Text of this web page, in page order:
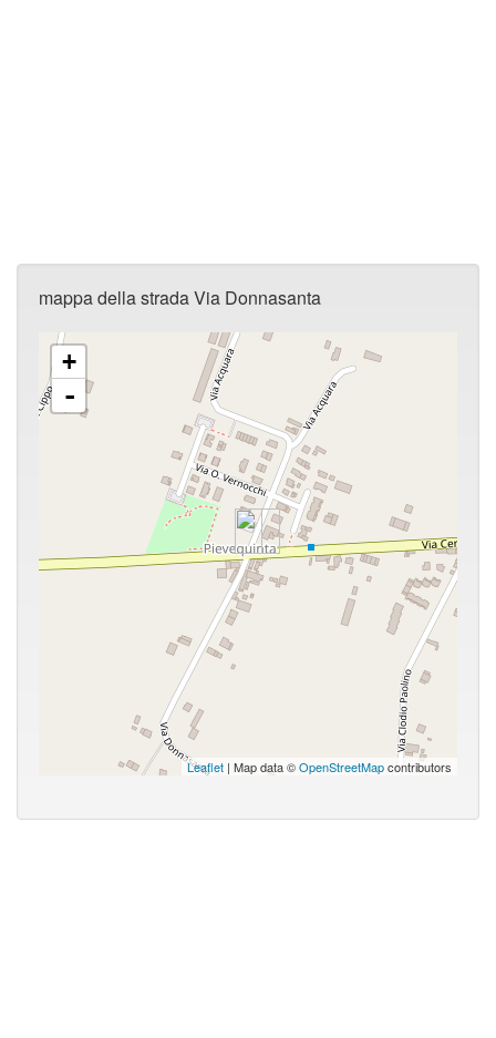
mappa della strada Via Donnasanta
+
-
Leaflet | Map data ©OpenStreetMapcontributors